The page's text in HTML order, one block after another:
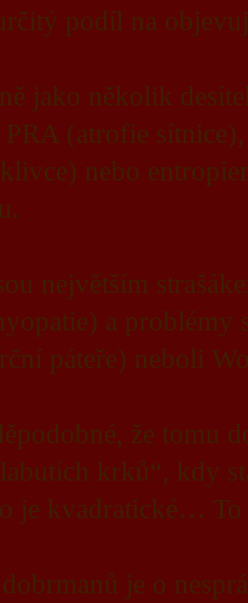
podíl na
jako několik
PRA (atrofie
nebo
největším
a problémy
páteře) neboli
že tomu
krků“, kdy
je kvadratické…
je o